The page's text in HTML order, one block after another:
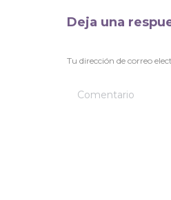
Deja una
Tu dirección de correo
Comentario